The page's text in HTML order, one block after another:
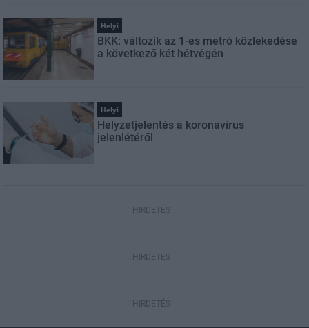
Helyi
BKK: változik az 1-es metró közlekedése
a következő két hétvégén
Helyi
Helyzetjelentés a koronavírus
jelenlétéről
HIRDETÉS
HIRDETÉS
HIRDETÉS